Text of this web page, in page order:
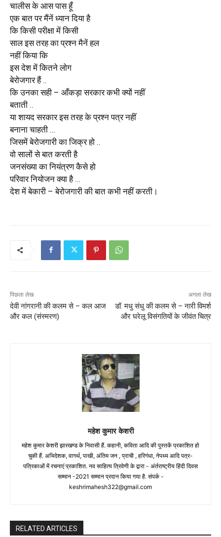
चालीस के आस पास हूँ
एक बात पर मैंनें ध्यान दिया है
कि किसी परीक्षा में किसी
साल इस तरह का प्रश्न मैनें हल
नहीं किया कि
इस देश में कितने लोग
बेरोजगार हैं ..
कि उनका सही – आँकड़ा सरकार कभी क्यों नहीं
बताती ..
या शायद सरकार इस तरह के प्रश्न पत्र नहीं
बनाना चाहती …
जिसमें बेरोजगारी का जिक्र हो ..
वो सालों से बात करती है
जनसंख्या का नियंत्रण कैसे हो
परिवार नियोजन क्या है …
देश में बेकारी – बेरोजगारी की बात कभी नहीं करती।
पिछला लेख
देवी नांगरानी की कलम से – कल आज
और कल (संस्मरण)
अगला लेख
डॉ. मधु संधु की कलम से – नारी विमर्श
और घरेलू विसंगतियों के जीवंत चित्र
महेश कुमार केशरी
महेश कुमार केशरी झारखण्ड के निवासी हैं. कहानी, कविता आदि की पुस्तकें प्रकाशित हो
चुकी हैं. अभिदेशक, वागर्थ, पाखी, अंतिम जन , प्राची , हरिगंधा, नेपथ्य आदि पत्र-
पत्रिकाओं में रचनाएं प्रकाशित. नव साहित्य त्रिवेणी के द्वारा - अंर्तराष्ट्रीय हिंदी दिवस
सम्मान -2021 सम्मान प्रदान किया गया है. संपर्क -
keshrimahesh322@gmail.com
RELATED ARTICLES